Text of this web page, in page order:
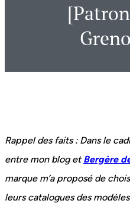
Rappel des faits : Dans le
entre mon blog etBergère
marque m’a proposé de
leurs catalogues des